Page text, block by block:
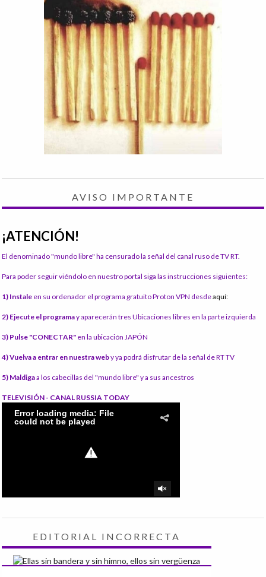
AVISO IMPORTANTE
¡ATENCIÓN!
El denominado "mundo libre" ha censurado la señal del canal ruso de TV RT.
Para poder seguir viéndolo en nuestro portal siga las instrucciones siguientes:
1) Instale en su ordenador el programa gratuito Proton VPN desdeaquí:
2) Ejecute el programay aparecerán tres Ubicaciones libres en la parte izquierda
3) Pulse "CONECTAR" en la ubicación JAPÓN
4) Vuelva a entrar en nuestra weby ya podrá disfrutar de la señal de RT TV
5) Maldigaa los cabecillas del "mundo libre" y a sus ancestros
TELEVISIÓN - CANAL RUSSIA TODAY
EDITORIAL INCORRECTA